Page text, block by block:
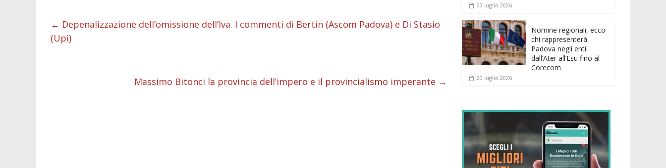
b
o
er l s
p
e
er
di e di
← Depenalizzazione dell’omissione dell’Iva. I commenti di Bertin (Ascom Padova) e Di Stasio
(Upi)
Massimo Bitonci la provincia dell’impero e il provincialismo imperante →
23 luglio 2026
Nomine regionali, ecco
chi rappresenterà
Padova negli enti:
dall’Ater all’Esu fino al
Corecom
20 luglio 2026